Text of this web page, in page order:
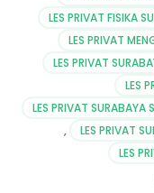
LES PRIVAT FISIKA
LES PRIVAT
LES PRIVAT
LES
LES PRIVAT SURABAYA
,
LES PRIVAT
LES